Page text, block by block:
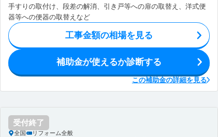
手すりの取付け、段差の解消、引き戸等への扉の取替え、洋式便
器等への便器の取替えなど
工事金額の相場を見る
補助金が使えるか診断する
この補助金の詳細を見る
受付終了
全国 リフォーム全般